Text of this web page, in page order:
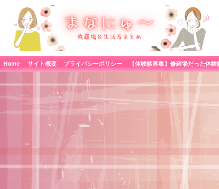
Home サイト概要 プライバシーポリシー